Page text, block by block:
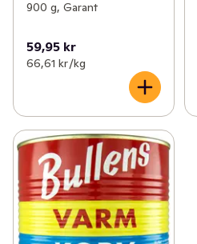
900 g, Garant
59,95 kr
66,61 kr /kg